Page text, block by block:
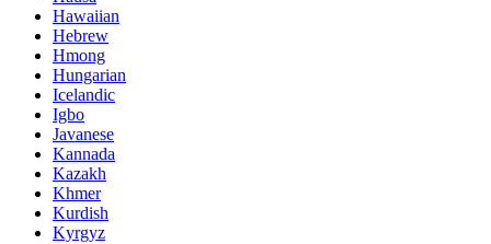
Hawaiian
Hebrew
Hmong
Hungarian
Icelandic
Igbo
Javanese
Kannada
Kazakh
Khmer
Kurdish
Kyrgyz